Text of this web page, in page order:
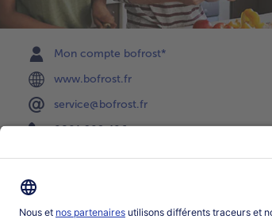
Mon compte bofrost*
www.bofrost.fr
service@bofrost.fr
0801 902 406